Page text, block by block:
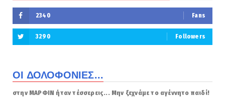
2340 Fans
3290 Followers
ΟΙ ΔΟΛΟΦΟΝΙΕΣ...
στην ΜΑΡΦΙΝ ήταν τέσσερεις... Μην ξεχνάμε το αγέννητο παιδί!